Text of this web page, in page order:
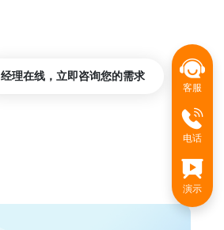
客服
电话
演示
经理在线，立即咨询您的需求